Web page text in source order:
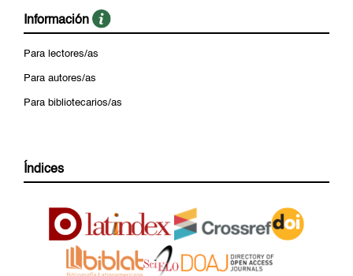
Información
Para lectores/as
Para autores/as
Para bibliotecarios/as
Índices